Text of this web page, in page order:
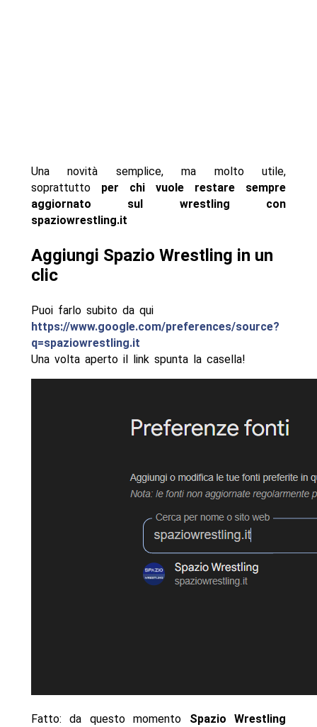
Una novità semplice, ma molto utile,
soprattutto per chi vuole restare sempre
aggiornato sul wrestling con
spaziowrestling.it
Aggiungi Spazio Wrestling in un
clic
Puoi farlo subito da qui
https://www.google.com/preferences/source?
q=spaziowrestling.it
Una volta aperto il link spunta la casella!
Fatto: da questo momento Spazio Wrestling